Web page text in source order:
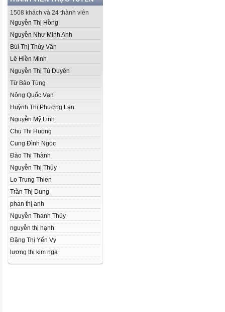
1508 khách và 24 thành viên
Nguyễn Thị Hồng
Nguyễn Như Minh Anh
Bùi Thị Thúy Vân
Lê Hiền Minh
Nguyễn Thị Tú Duyên
Từ Bảo Tùng
Nông Quốc Vạn
Huỳnh Thị Phương Lan
Nguyễn Mỹ Linh
Chu Thi Huong
Cung Đình Ngọc
Đào Thị Thành
Nguyễn Thị Thủy
Lo Trung Thien
Trần Thị Dung
phan thị anh
Nguyễn Thanh Thủy
nguyễn thị hạnh
Đặng Thị Yến Vy
lương thị kim nga